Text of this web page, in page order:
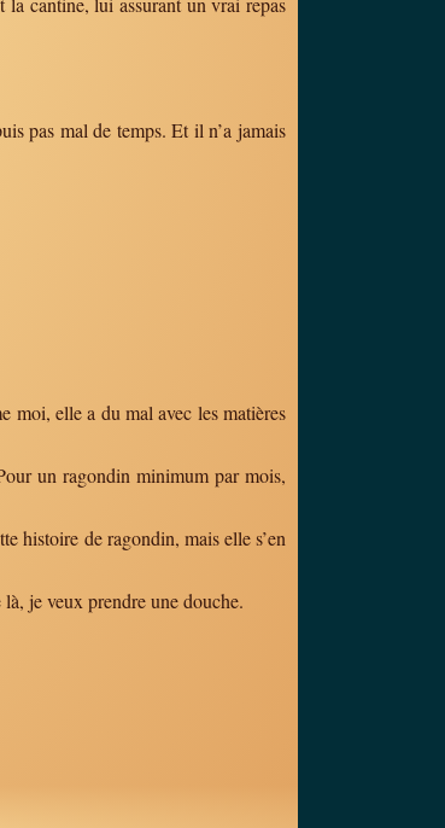
pas mal de temps. Et il n’a jamais
moi, elle a du mal avec les matières
un ragondin minimum par mois,
histoire de ragondin, mais elle s’en
je veux prendre une douche.